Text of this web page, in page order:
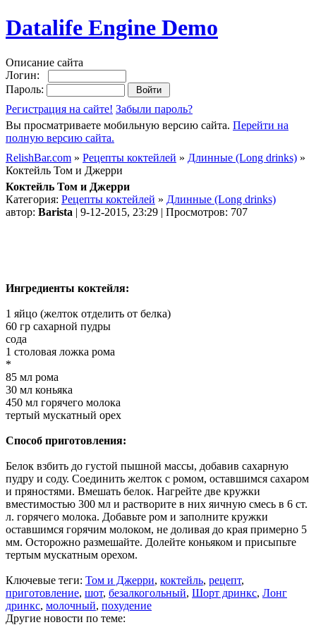
Datalife Engine Demo
Описание сайта
Логин:
Пароль:
Регистрация на сайте! Забыли пароль?
Вы просматриваете мобильную версию сайта. Перейти на
полную версию сайта.
RelishBar.com » Рецепты коктейлей » Длинные (Long drinks) »
Коктейль Том и Джерри
Коктейль Том и Джерри
Категория: Рецепты коктейлей » Длинные (Long drinks)
автор: Barista | 9-12-2015, 23:29 | Просмотров: 707
Ингредиенты коктейля:
1 яйцо (желток отделить от белка)
60 гр сахарной пудры
сода
1 столовая ложка рома
*
85 мл рома
30 мл коньяка
450 мл горячего молока
тертый мускатный орех
Способ приготовления:
Белок взбить до густой пышной массы, добавив сахарную
пудру и соду. Соединить желток с ромом, оставшимся сахаром
и пряностями. Вмешать белок. Нагрейте две кружки
вместимостью 300 мл и растворите в них яичную смесь в 6 ст.
л. горячего молока. Добавьте ром и заполните кружки
оставшимся горячим молоком, не доливая до края примерно 5
мм. Осторожно размешайте. Долейте коньяком и присыпьте
тертым мускатным орехом.
Ключевые теги: Том и Джерри, коктейль, рецепт,
приготовление, шот, безалкогольный, Шорт дринкс, Лонг
дринкс, молочный, похудение
Другие новости по теме: